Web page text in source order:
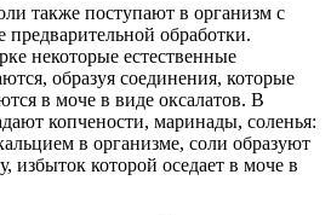
также поступают в организм с
обработки.
некоторые естественные
образуя соединения, которые
в моче в виде оксалатов. В
копчености, маринады, соленья:
в организме, соли образуют
избыток которой оседает в моче в